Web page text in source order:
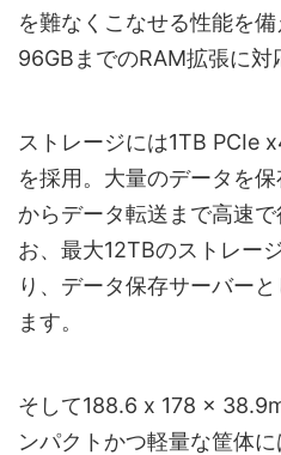
を難なくこなせる性能を
96GBまでのRAM拡張に対
ストレージには1TB PCIe
を採用。大量のデータを
からデータ転送まで高速
お、最大12TBのストレー
り、データ保存サーバー
ます。
そして188.6 x 178 x
ンパクトかつ軽量な筐体